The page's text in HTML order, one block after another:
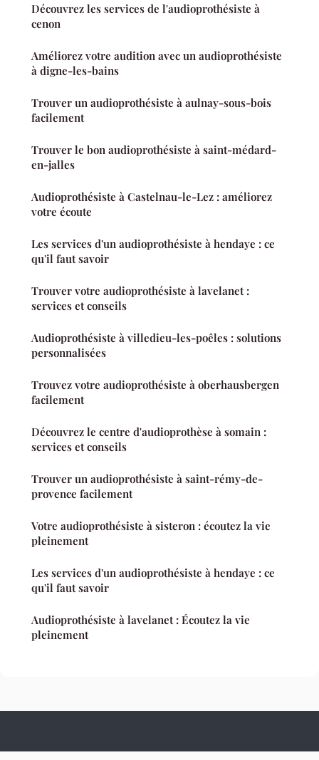
Découvrez les services de l'audioprothésiste à
cenon
Améliorez votre audition avec un audioprothésiste
à digne-les-bains
Trouver un audioprothésiste à aulnay-sous-bois
facilement
Trouver le bon audioprothésiste à saint-médard-
en-jalles
Audioprothésiste à Castelnau-le-Lez : améliorez
votre écoute
Les services d'un audioprothésiste à hendaye : ce
qu'il faut savoir
Trouver votre audioprothésiste à lavelanet :
services et conseils
Audioprothésiste à villedieu-les-poêles : solutions
personnalisées
Trouvez votre audioprothésiste à oberhausbergen
facilement
Découvrez le centre d'audioprothèse à somain :
services et conseils
Trouver un audioprothésiste à saint-rémy-de-
provence facilement
Votre audioprothésiste à sisteron : écoutez la vie
pleinement
Les services d'un audioprothésiste à hendaye : ce
qu'il faut savoir
Audioprothésiste à lavelanet : Écoutez la vie
pleinement